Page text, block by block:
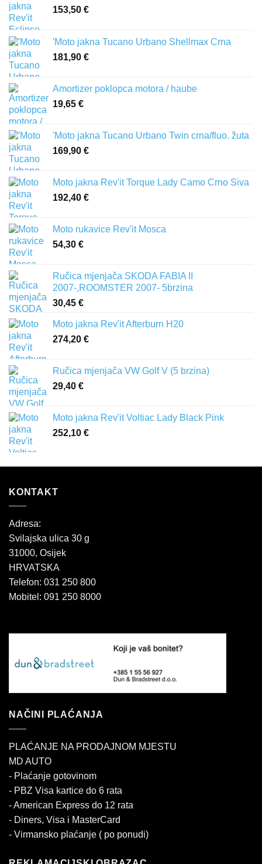
153,50 €
'Moto jakna Tucano Urbano Shellmax Crna
181,90 €
Amortizer poklopca motora / haube
19,65 €
'Moto jakna Tucano Urbano Twin crna/fluo. žuta
169,90 €
Moto jakna Rev'it Torque Lady Camo Crno Siva
192,40 €
Moto rukavice Rev'it Mosca
54,30 €
Ručica mjenjača SKODA FABIA II
2007-,ROOMSTER 2007- 5brzina
30,45 €
Moto jakna Rev'it Afterburn H20
274,20 €
Ručica mjenjača VW Golf V (5 brzina)
29,40 €
Moto jakna Rev'it Voltiac Lady Black Pink
252,10 €
KONTAKT
Adresa:
Svilajska ulica 30 g
31000, Osijek
HRVATSKA
Telefon: 031 250 800
Mobitel: 091 250 8000
NAČINI PLAĆANJA
PLAĆANJE NA PRODAJNOM MJESTU
MD AUTO
- Plaćanje gotovinom
- PBZ Visa kartice do 6 rata
- American Express do 12 rata
- Diners, Visa i MasterCard
- Virmansko plaćanje ( po ponudi)